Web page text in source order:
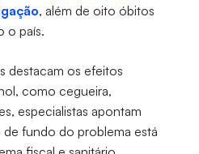
, além de oito óbitos
o país.
destacam os efeitos
como cegueira,
especialistas apontam
fundo do problema está